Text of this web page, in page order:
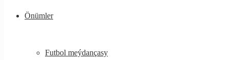
Önümler
Futbol meýdançasy